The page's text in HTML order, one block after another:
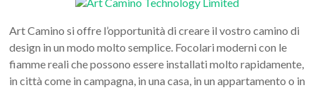
Art Camino si offre l’opportunità di creare il vostro camino di
design in un modo molto semplice. Focolari moderni con le
fiamme reali che possono essere installati molto rapidamente,
in città come in campagna, in una casa, in un appartamento o in